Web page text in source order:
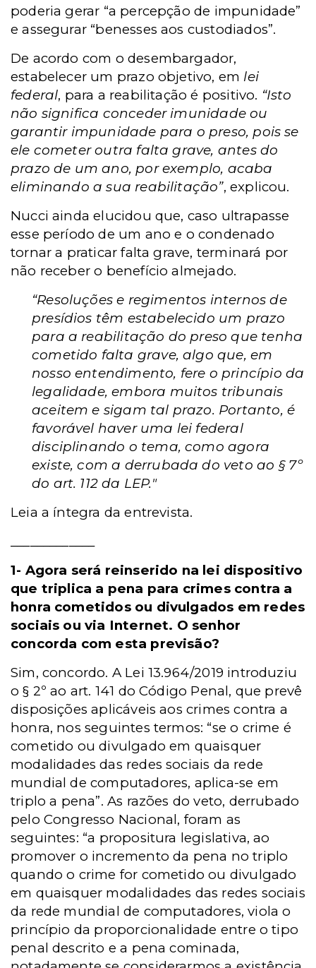
poderia gerar “a percepção de impunidade”
e assegurar “benesses aos custodiados”.
De acordo com o desembargador,
estabelecer um prazo objetivo, em lei
federal, para a reabilitação é positivo. “Isto
não significa conceder imunidade ou
garantir impunidade para o preso, pois se
ele cometer outra falta grave, antes do
prazo de um ano, por exemplo, acaba
eliminando a sua reabilitação”, explicou.
Nucci ainda elucidou que, caso ultrapasse
esse período de um ano e o condenado
tornar a praticar falta grave, terminará por
não receber o benefício almejado.
“Resoluções e regimentos internos de
presídios têm estabelecido um prazo
para a reabilitação do preso que tenha
cometido falta grave, algo que, em
nosso entendimento, fere o princípio da
legalidade, embora muitos tribunais
aceitem e sigam tal prazo. Portanto, é
favorável haver uma lei federal
disciplinando o tema, como agora
existe, com a derrubada do veto ao § 7º
do art. 112 da LEP."
Leia a íntegra da entrevista.
1- Agora será reinserido na lei dispositivo
que triplica a pena para crimes contra a
honra cometidos ou divulgados em redes
sociais ou via Internet. O senhor
concorda com esta previsão?
Sim, concordo. A Lei 13.964/2019 introduziu
o § 2º ao art. 141 do Código Penal, que prevê
disposições aplicáveis aos crimes contra a
honra, nos seguintes termos: “se o crime é
cometido ou divulgado em quaisquer
modalidades das redes sociais da rede
mundial de computadores, aplica-se em
triplo a pena”. As razões do veto, derrubado
pelo Congresso Nacional, foram as
seguintes: “a propositura legislativa, ao
promover o incremento da pena no triplo
quando o crime for cometido ou divulgado
em quaisquer modalidades das redes sociais
da rede mundial de computadores, viola o
princípio da proporcionalidade entre o tipo
penal descrito e a pena cominada,